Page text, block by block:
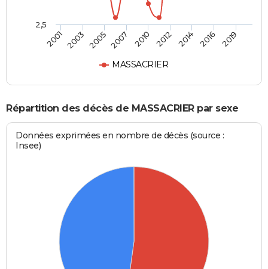
MASSACRIER
2001 2003 2005 2007 2010 2012 2014 2016 2019
2,5
Répartition des décès de MASSACRIER par sexe
Données exprimées en nombre de décès (source :
Insee)